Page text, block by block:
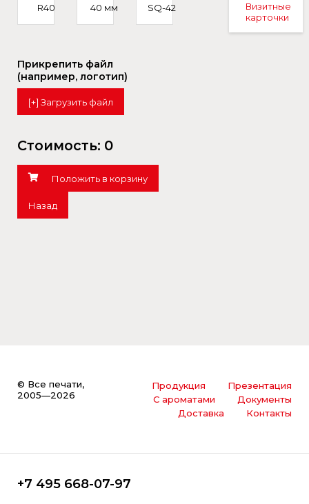
Прикрепить файл
(например, логотип)
[+] Загрузить файл
Стоимость: 0
Положить в корзину
Назад
Визитные
карточки
© Все печати,
2005—2026
Продукция
Презентация
С ароматами
Документы
Доставка
Контакты
+7 495 668-07-97